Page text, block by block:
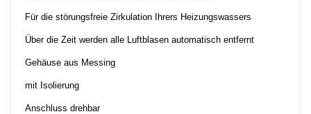
Für die störungsfreie Zirkulation Ihrers Heizungswassers
Über die Zeit werden alle Luftblasen automatisch entfernt
Gehäuse aus Messing
mit Isolierung
Anschluss drehbar